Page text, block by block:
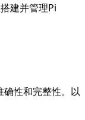
建并管理Pi
性和完整性。以